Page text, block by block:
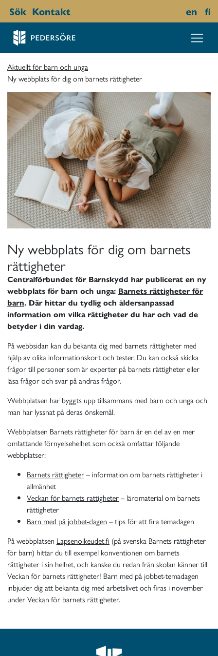
Sök Kontakt en fi
Aktuellt för barn och unga
Ny webbplats för dig om barnets rättigheter
Ny webbplats för dig om barnets
rättigheter
Centralförbundet för Barnskydd har publicerat en ny
webbplats för barn och unga: Barnets rättigheter för
barn. Där hittar du tydlig och åldersanpassad
information om vilka rättigheter du har och vad de
betyder i din vardag.
På webbsidan kan du bekanta dig med barnets rättigheter med
hjälp av olika informationskort och tester. Du kan också skicka
frågor till personer som är experter på barnets rättigheter eller
läsa frågor och svar på andras frågor.
Webbplatsen har byggts upp tillsammans med barn och unga och
man har lyssnat på deras önskemål.
Webbplatsen Barnets rättigheter för barn är en del av en mer
omfattande förnyelsehelhet som också omfattar följande
webbplatser:
Barnets rättigheter– information om barnets rättigheter i
allmänhet
Veckan för barnets rattigheter– läromaterial om barnets
rättigheter
Barn med på jobbet-dagen – tips för att fira temadagen
På webbplatsen Lapsenoikeudet.fi (på svenska Barnets rättigheter
för barn) hittar du till exempel konventionen om barnets
rättigheter i sin helhet, och kanske du redan från skolan känner till
Veckan för barnets rättigheter! Barn med på jobbet-temadagen
inbjuder dig att bekanta dig med arbetslivet och firas i november
under Veckan för barnets rättigheter.